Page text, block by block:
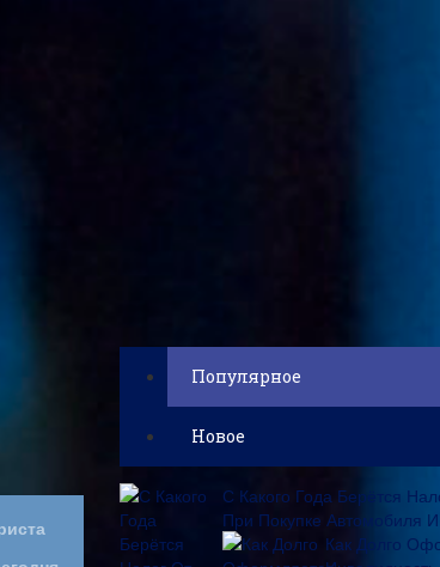
Популярное
Новое
С Какого Года Берётся
При Покупке Автомобиля
Как Долго